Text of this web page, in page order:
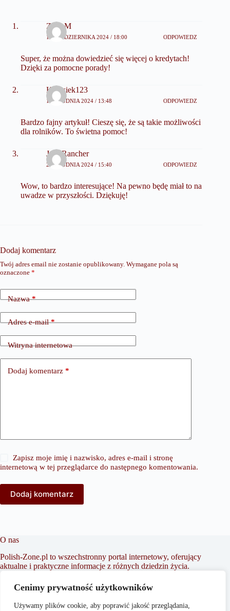
Cenimy prywatność użytkowników
Używamy plików cookie, aby poprawić jakość przeglądania,
ZosiaM
18 PAŹDZIERNIKA 2024 / 18:00 ODPOWIEDZ
Super, że można dowiedzieć się więcej o kredytach!
Dzięki za pomocne porady!
Krzysiek123
13 GRUDNIA 2024 / 13:48 ODPOWIEDZ
Bardzo fajny artykuł! Cieszę się, że są takie możliwości
dla rolników. To świetna pomoc!
JollyRancher
21 GRUDNIA 2024 / 15:40 ODPOWIEDZ
Wow, to bardzo interesujące! Na pewno będę miał to na
uwadze w przyszłości. Dziękuję!
Dodaj komentarz
Twój adres email nie zostanie opublikowany. Wymagane pola są
oznaczone *
Nazwa*
Adres e-mail*
Witryna internetowa
Dodaj komentarz *
Zapisz moje imię i nazwisko, adres e-mail i stronę
internetową w tej przeglądarce do następnego komentowania.
Dodaj komentarz
O nas
Polish-Zone.pl to wszechstronny portal internetowy, oferujący
aktualne i praktyczne informacje z różnych dziedzin życia.
czytelników w podejmowaniu świadomych decyzji oraz
inspirowaniu do działania. Dbamy o to, aby nasze artykuły
były zrozumiałe i dostępne dla każdego, niezależnie od